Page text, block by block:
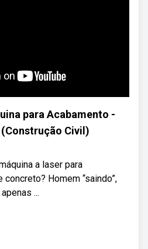
para Acabamento -
Civil)
a laser para
Homem “saindo”,
...